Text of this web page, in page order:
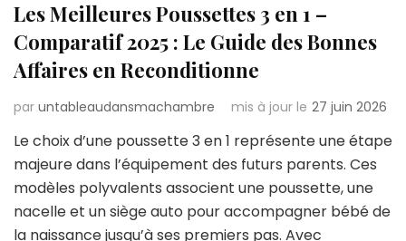
Les Meilleures Poussettes 3 en 1 –
Comparatif 2025 : Le Guide des Bonnes
Affaires en Reconditionne
par untableaudansmachambre mis à jour le 27 juin 2026
Le choix d’une poussette 3 en 1 représente une étape
majeure dans l’équipement des futurs parents. Ces
modèles polyvalents associent une poussette, une
nacelle et un siège auto pour accompagner bébé de
la naissance jusqu’à ses premiers pas. Avec